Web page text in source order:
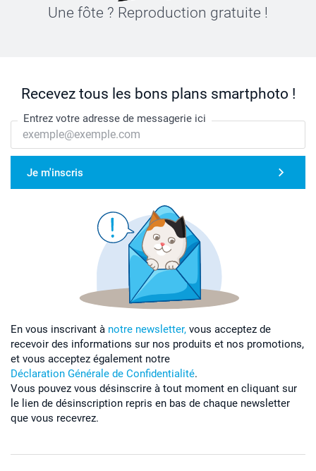
Une fôte ? Reproduction gratuite !
Recevez tous les bons plans smartphoto !
Entrez votre adresse de messagerie ici
Je m'inscris
En vous inscrivant à notre newsletter, vous acceptez de
recevoir des informations sur nos produits et nos promotions,
et vous acceptez également notre
Déclaration Générale de Confidentialité.
Vous pouvez vous désinscrire à tout moment en cliquant sur
le lien de désinscription repris en bas de chaque newsletter
que vous recevrez.